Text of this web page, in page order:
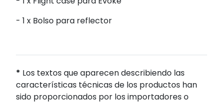
- 1 x Bolso para reflector
* Los textos que aparecen describiendo las
características técnicas de los productos han
sido proporcionados por los importadores o